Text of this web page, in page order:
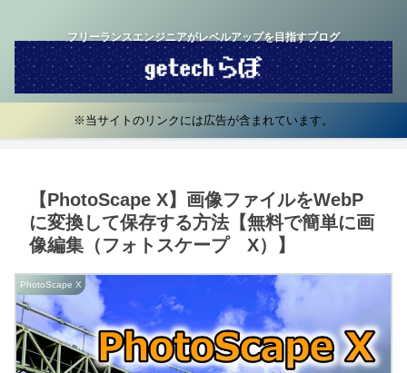
フリーランスエンジニアがレベルアップを目指すブログ
※当サイトのリンクには広告が含まれています。
【PhotoScape X】画像ファイルをWebP
に変換して保存する方法【無料で簡単に画
像編集（フォトスケープ X）】
PhotoScape X